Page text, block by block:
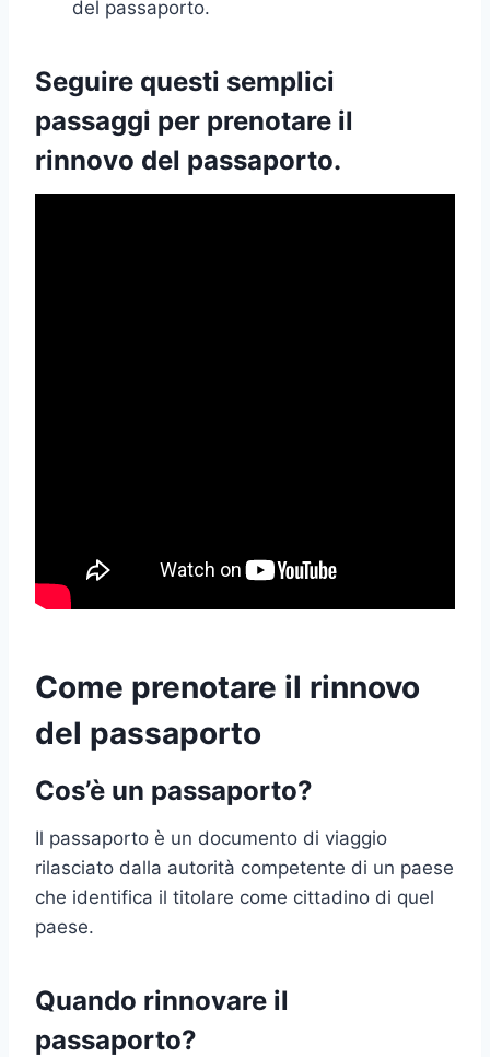
del passaporto.
Seguire questi semplici
passaggi per prenotare il
rinnovo del passaporto.
Come prenotare il rinnovo
del passaporto
Cos’è un passaporto?
Il passaporto è un documento di viaggio
rilasciato dalla autorità competente di un paese
che identifica il titolare come cittadino di quel
paese.
Quando rinnovare il
passaporto?